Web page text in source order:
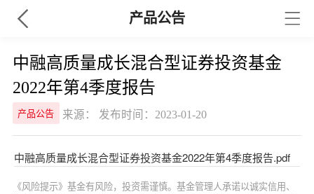
产品公告
中融高质量成长混合型证券投资基金
2022年第4季度报告
产品公告 来源： 发布时间：2023-01-20
中融高质量成长混合型证券投资基金2022年第4季度报告.pdf
《风险提示》基金有风险，投资需谨慎。基金管理人承诺以诚实信用、